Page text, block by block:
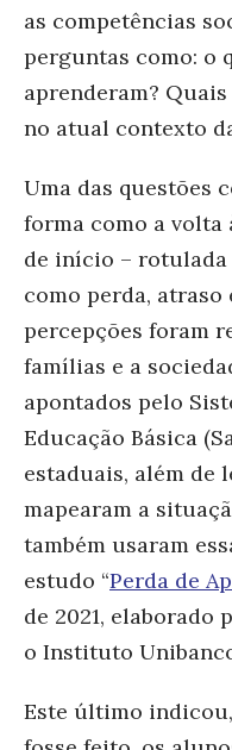
as competências
perguntas como: o
aprenderam?
no atual contexto
Uma das questões
forma como a volta
de início –
como perda, atraso
percepções foram
famílias e a
apontados pelo
Educação Básica
estaduais, além de
mapearam a
também usaram
estudo “Perda de
de 2021, elaborado
o Instituto
Este último